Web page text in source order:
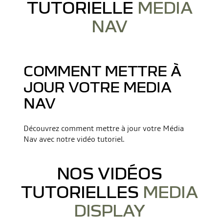
L’appareil est automatiquement enregistré et connecté au véhicule.
Le mot de passe s'affichera sur « Media Nav ».
NB : Vous pouvez changer le code en appuyant sur « Modif » .
TUTORIELLE MEDIA
NAV
COMMENT METTRE À
JOUR VOTRE MEDIA
NAV
Découvrez comment mettre à jour votre Média
Nav avec notre vidéo tutoriel.
NOS VIDÉOS
TUTORIELLES MEDIA
DISPLAY